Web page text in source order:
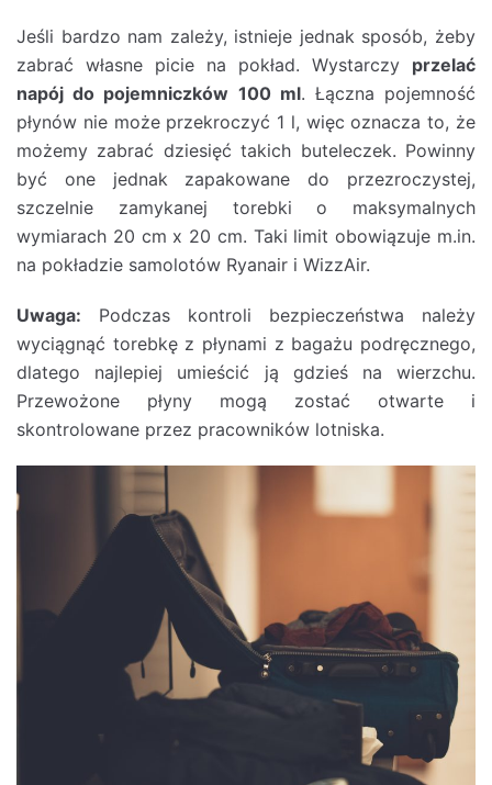
Jeśli bardzo nam zależy, istnieje jednak sposób, żeby
zabrać własne picie na pokład. Wystarczy przelać
napój do pojemniczków 100 ml. Łączna pojemność
płynów nie może przekroczyć 1 l, więc oznacza to, że
możemy zabrać dziesięć takich buteleczek. Powinny
być one jednak zapakowane do przezroczystej,
szczelnie zamykanej torebki o maksymalnych
wymiarach 20 cm x 20 cm. Taki limit obowiązuje m.in.
na pokładzie samolotów Ryanair i WizzAir.
Uwaga: Podczas kontroli bezpieczeństwa należy
wyciągnąć torebkę z płynami z bagażu podręcznego,
dlatego najlepiej umieścić ją gdzieś na wierzchu.
Przewożone płyny mogą zostać otwarte i
skontrolowane przez pracowników lotniska.